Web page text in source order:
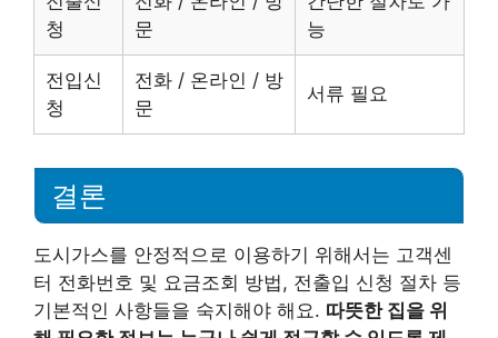
청
문
능
전입신
청
전화 / 온라인 / 방
문
서류 필요
결론
도시가스를 안정적으로 이용하기 위해서는 고객센
터 전화번호 및 요금조회 방법, 전출입 신청 절차 등
기본적인 사항들을 숙지해야 해요. 따뜻한 집을 위